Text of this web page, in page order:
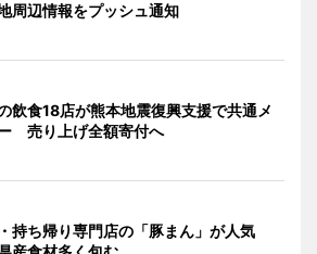
周辺情報をプッシュ通知
飲食18店が熊本地震復興支援で共通メ
売り上げ全額寄付へ
持ち帰り専門店の「豚まん」が人気